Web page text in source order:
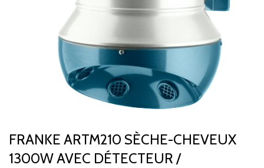
FRANKE ARTM210 SÈCHE-CHEVEUX
1300W AVEC DÉTECTEUR /